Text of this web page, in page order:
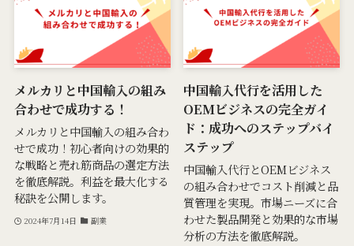
メルカリと中国輸入の組み
合わせで成功する！
メルカリと中国輸入の組み合わ
せで成功！初心者向けの効果的
な戦略と売れ筋商品の選定方法
を徹底解説。利益を最大化する
秘訣を公開します。
2024年7月14日 副業
中国輸入代行を活用した
OEMビジネスの完全ガイ
ド：成功へのステップバイ
ステップ
中国輸入代行とOEMビジネス
の組み合わせでコスト削減と品
質管理を実現。市場ニーズに合
わせた製品開発と効果的な市場
分析の方法を徹底解説。